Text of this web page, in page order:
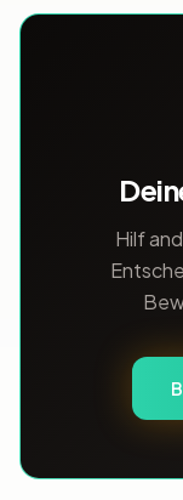
Hilf